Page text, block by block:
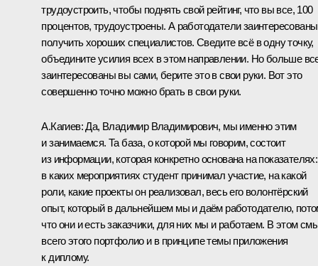
трудоустроить, чтобы поднять свой рейтинг, что вы все, 100
процентов, трудоустроены. А работодатели заинтересованы
получить хороших специалистов. Сведите всё в одну точку,
объедините усилия всех в этом направлении. Но больше
заинтересованы вы сами, берите это в свои руки. Вот это
совершенно точно можно брать в свои руки.
А.Кагиев:Да, Владимир Владимирович, мы именно этим
и занимаемся. Та база, о которой мы говорим, состоит
из информации, которая конкретно основана на показателях:
в каких мероприятиях студент принимал участие, на какой
роли, какие проекты он реализовал, весь его волонтёрский
опыт, который в дальнейшем мы и даём работодателю,
что они и есть заказчики, для них мы и работаем. В этом
всего этого портфолио и в принципе темы приложения
к диплому.